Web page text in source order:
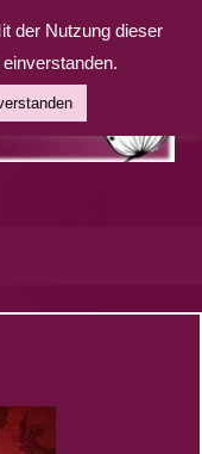
der Nutzung dieser